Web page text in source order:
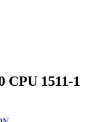
CPU 1511-1